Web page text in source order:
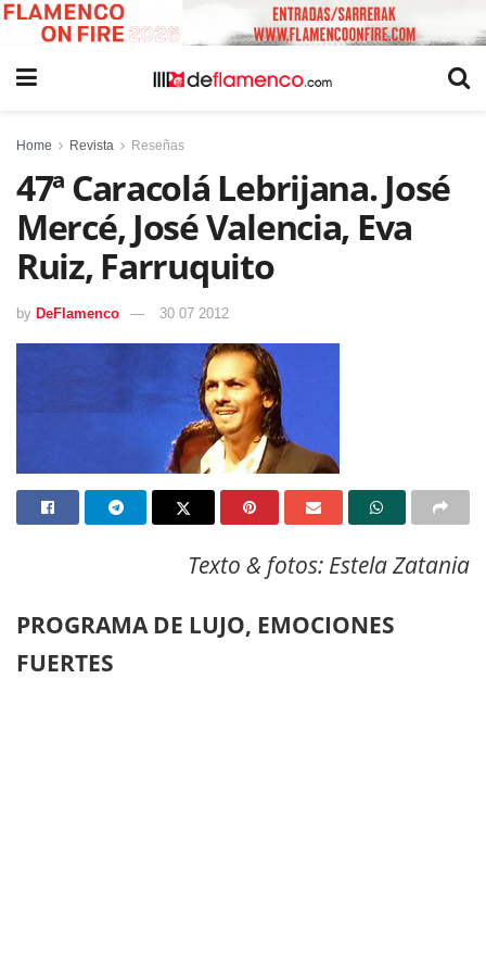
Home Revista Reseñas
47ª Caracolá Lebrijana. José
Mercé, José Valencia, Eva
Ruiz, Farruquito
by DeFlamenco 30 07 2012
Texto & fotos: Estela Zatania
PROGRAMA DE LUJO, EMOCIONES
FUERTES